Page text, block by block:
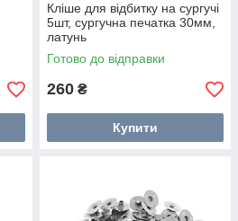
Кліше для відбитку на сургучі
5шт, сургучна печатка 30мм,
латунь
Готово до відправки
260 ₴
Купити